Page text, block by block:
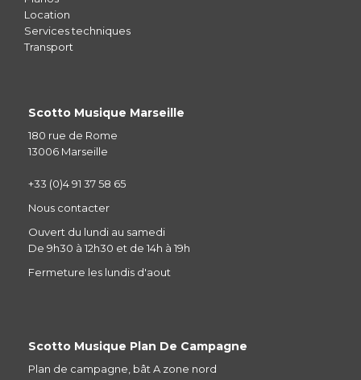
Location
Services techniques
Transport
Scotto Musique Marseille
180 rue de Rome
13006 Marseille
+33 (0)4 91 37 58 65
Nous contacter
Ouvert du lundi au samedi
De 9h30 à 12h30 et de 14h à 19h
Fermeture les lundis d'aout
Scotto Musique Plan De Campagne
Plan de campagne, bât A zone nord